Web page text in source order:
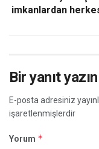
imkanlardan
Bir yanıt yazın
E-posta adresiniz
işaretlenmişlerdir
Yorum *